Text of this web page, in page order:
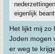
eigenlijk
Het lijkt mij zo
Joden mogen
er weg te